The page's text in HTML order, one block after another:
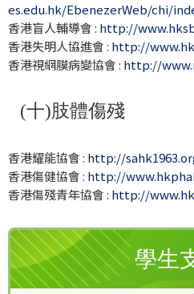
es.edu.hk/EbenezerWeb/chi/
香港盲人輔導會 : http://
香港失明人協進會 : http://
香港視網膜病變協會 : http://
(十)肢體傷殘
香港耀能協會 : http://
香港傷健協會 : http://
香港傷殘青年協會 : http://
學生